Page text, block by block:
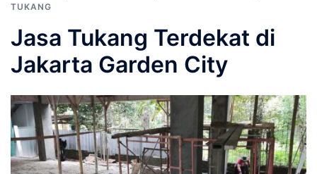
TUKANG
Jasa Tukang Terdekat di
Jakarta Garden City